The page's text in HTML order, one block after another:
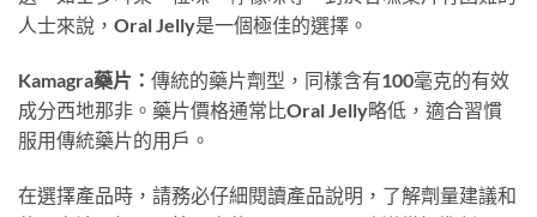
人士來說，Oral Jelly是一個極佳的選擇。
Kamagra藥片： 傳統的藥片劑型，同樣含有100毫克的有效
成分西地那非。藥片價格通常比Oral Jelly略低，適合習慣
服用傳統藥片的用戶。
在選擇產品時，請務必仔細閱讀產品說明，了解劑量建議和